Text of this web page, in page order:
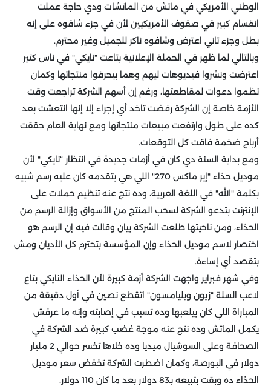
الوطني الأمريكي في ماتش من الماتشات ودي حاجة عملت
انقسام كبير في صفوف الأمريكيين لأن في جزء شافوه على إنه
بطل وجزء تاني اعترض وشافوه ناكر للجميل وغير محترم.
وبالتالي لما ظهر في الحملة الإعلانية بتاعت "نايكي" في ناس كتير
اعترضت ونشروا فيديوهات ليهم وهما بيحرقوا منتجاتها وكمان
نظموا دعوات لمقاطعتها، ورغم إن أسهم الشركة تراجعت وقت
الأزمة خاصة إن الشركة رفضت تاخد أي إجراء إلا إنها انتعشت بعد
كده على طول وارتفعت مبيعات منتجاتها ومع نهاية العام حققت
أرباح ضخمة فاقت كل التوقعات.
ومع بداية السنة دي كان في أزمات جديدة في انتظار “نايكي" لأن
موديل حذاء "إير ماكس 270" اللي هي بتقدمه كان عليه رسم شبيه
بكلمة "الله" في اللغة العربية، وده نتج عنه تنظيم حملات على
الإنترنت بتدعو الشركة لسحب المنتج من الأسواق وإزالة الرسم من
الحذاء، ومن ناحيتها طلعت الشركة بيان وقالت فيه إن الرسم هو
اختصار لاسم موديل الحذاء وإن المؤسسة بتحترم كل الأديان ومش
بتقصد أي إساءة.
وفي شهر فبراير واجهت الشركة أزمة كبيرة لأن الحذاء النايكي بتاع
لاعب السلة "زيون ويليامسون" اتقطع نصين في أول دقيقة من
المباراة اللي كان بيلعبها وده تسبب في إصابته وإنه ما عرفش
يكمل الماتش وده نتج عنه موجة غضب كبيرة ضد الشركة في
الصحافة وعلى السوشيال ميديا وده خلاها تخسر حوالي 2 مليار
دولار في البورصة، وكمان اضطرت الشركة تخفض سعر موديل
الحذاء ده وبقت بتبيعه بـ83 دولار بعد ما كان 110 دولار.